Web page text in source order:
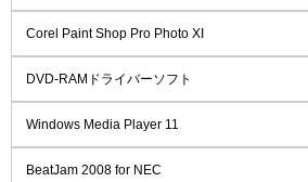
Corel Paint Shop Pro Photo XI
DVD-RAMドライバーソフト
Windows Media Player 11
BeatJam 2008 for NEC